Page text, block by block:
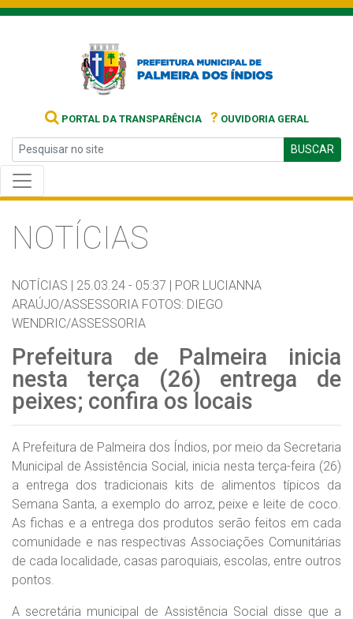
PORTAL DA TRANSPARÊNCIA ? OUVIDORIA GERAL
BUSCAR
NOTÍCIAS
NOTÍCIAS | 25.03.24 - 05:37 | POR LUCIANNA
ARAÚJO/ASSESSORIA FOTOS: DIEGO
WENDRIC/ASSESSORIA
Prefeitura de Palmeira inicia
nesta terça (26) entrega de
peixes; confira os locais
A Prefeitura de Palmeira dos Índios, por meio da Secretaria
Municipal de Assistência Social, inicia nesta terça-feira (26)
a entrega dos tradicionais kits de alimentos típicos da
Semana Santa, a exemplo do arroz, peixe e leite de coco.
As fichas e a entrega dos produtos serão feitos em cada
comunidade e nas respectivas Associações Comunitárias
de cada localidade, casas paroquiais, escolas, entre outros
pontos.
A secretária municipal de Assistência Social disse que a